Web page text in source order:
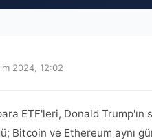
2024, 12:02
ETF'leri, Donald Trump'ın
Bitcoin ve Ethereum aynı